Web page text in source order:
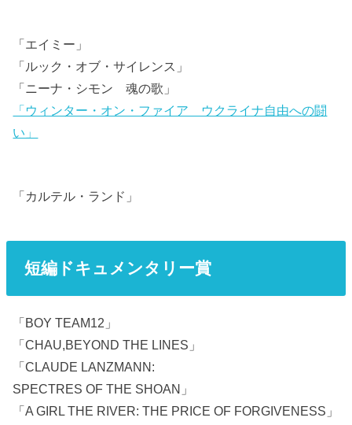
「エイミー」
「ルック・オブ・サイレンス」
「ニーナ・シモン 魂の歌」
「ウィンター・オン・ファイア ウクライナ自由への闘
い」
「カルテル・ランド」
短編ドキュメンタリー賞
「BOY TEAM12」
「CHAU,BEYOND THE LINES」
「CLAUDE LANZMANN:
SPECTRES OF THE SHOAN」
「A GIRL THE RIVER: THE PRICE OF FORGIVENESS」